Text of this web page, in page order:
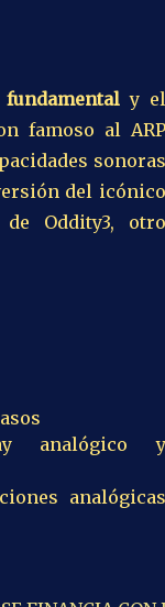
y el
famoso al ARP
sonoras
del icónico
Oddity3, otro
analógico y
analógicas